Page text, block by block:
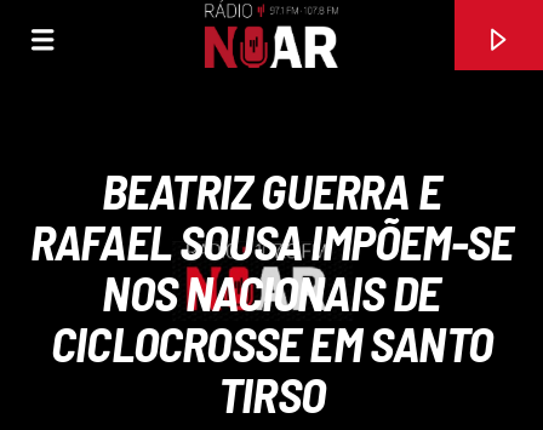
BEATRIZ GUERRA E
RAFAEL SOUSA IMPÕEM-SE
NOS NACIONAIS DE
CICLOCROSSE EM SANTO
TIRSO